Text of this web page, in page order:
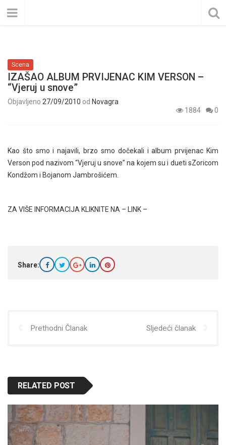
Scena
IZAŠAO ALBUM PRVIJENAC KIM VERSON –
“Vjeruj u snove”
Objavljeno 27/09/2010 od Novagra
1884
0
Kao što smo i najavili, brzo smo dočekali i album prvijenac Kim
Verson pod nazivom “Vjeruj u snove” na kojem su i dueti sZoricom
Kondžom i Bojanom Jambrošićem.
ZA VIŠE INFORMACIJA KLIKNITE NA – LINK –
Share:
Prethodni Članak Sljedeći članak
RELATED POST